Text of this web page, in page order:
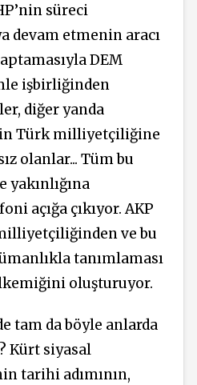
süreci
devam etmenin aracı
DEM
işbirliğinden
diğer yanda
Türk milliyetçiliğine
olanlar... Tüm bu
açığa çıkıyor. AKP
ve bu
tanımlaması
oluşturuyor.
tam da böyle anlarda
Kürt siyasal
tarihi adımının,